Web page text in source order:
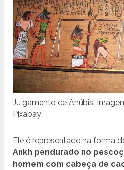
Julgamento de Anúbis.
Pixabay.
Ele é representado na forma
Ankh pendurado no
homem com cabeça de